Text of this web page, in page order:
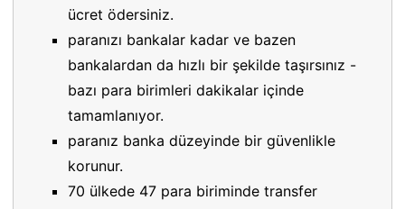
ücret ödersiniz.
paranızı bankalar kadar ve bazen
bankalardan da hızlı bir şekilde taşırsınız -
bazı para birimleri dakikalar içinde
tamamlanıyor.
paranız banka düzeyinde bir güvenlikle
korunur.
70 ülkede 47 para biriminde transfer